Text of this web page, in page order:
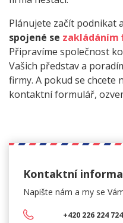
Plánujete začít podnikat a
spojené se zakládáním
Připravíme společnost
Vašich představ a
firmy. A pokud se chcete
kontaktní formulář,
Kontaktní
Napište nám a my se
+420 226 224 724